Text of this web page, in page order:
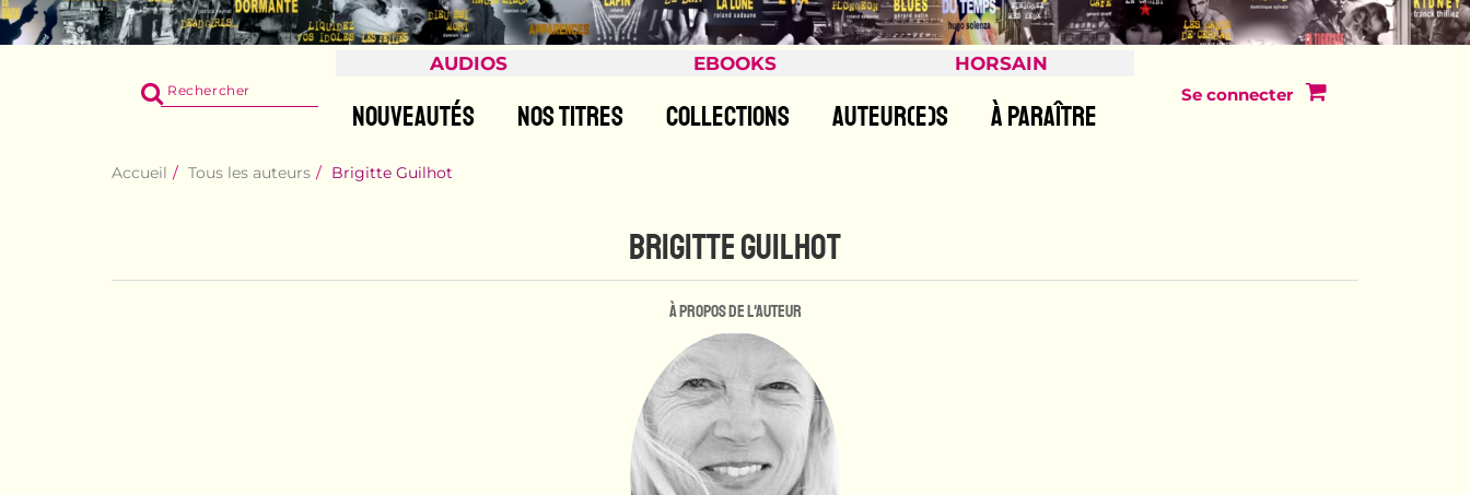
RECHERCHER
SUR
AUDIOS EBOOKS HORSAIN
NOUVEAUTÉS NOS TITRES COLLECTIONS AUTEUR(E)S À PARAÎTRE
Se connecter
Accueil Tous les auteurs Brigitte Guilhot
BRIGITTE GUILHOT
À propos de l'auteur